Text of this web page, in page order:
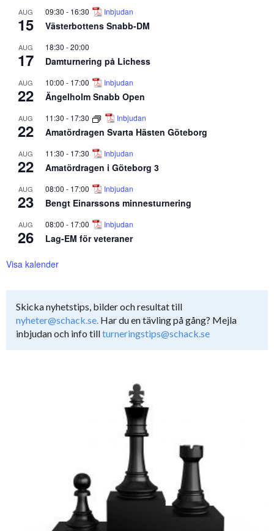
AUG
15
09:30 - 16:30 Inbjudan
Västerbottens Snabb-DM
AUG
17
18:30 -20:00
Damturnering på Lichess
AUG
22
10:00 - 17:00 Inbjudan
Ängelholm Snabb Open
AUG
22
11:30 - 17:30 Inbjudan
Amatördragen Svarta Hästen Göteborg
AUG
22
11:30 - 17:30 Inbjudan
Amatördragen i Göteborg 3
AUG
23
08:00 - 17:00 Inbjudan
Bengt Einarssons minnesturnering
AUG
26
08:00 - 17:00 Inbjudan
Lag-EM för veteraner
Visa kalender
Skicka nyhetstips, bilder och resultat till
nyheter@schack.se. Har du en tävling på gång? Mejla
inbjudan och info tillturneringstips@schack.se